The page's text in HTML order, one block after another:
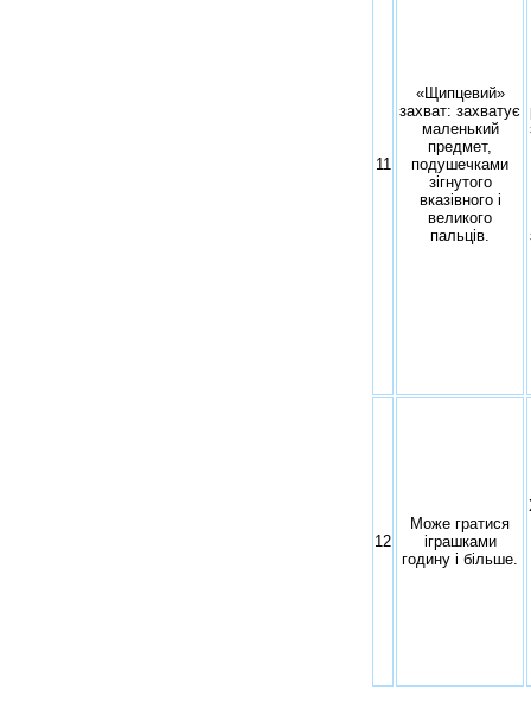
11
«Щипцевий»
захват: захватує
маленький
предмет,
подушечками
зігнутого
вказівного і
великого
пальців.
12
Може гратися
іграшками
годину і більше.